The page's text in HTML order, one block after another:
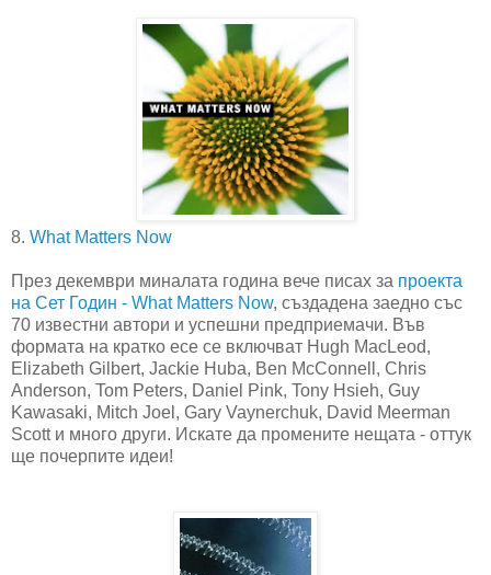
8. What Matters Now
През декември миналата година вече писах за проекта
на Сет Годин - What Matters Now, създадена заедно със
70 известни автори и успешни предприемачи. Във
формата на кратко есе се включват Hugh MacLeod,
Elizabeth Gilbert, Jackie Huba, Ben McConnell, Chris
Anderson, Tom Peters, Daniel Pink, Tony Hsieh, Guy
Kawasaki, Mitch Joel, Gary Vaynerchuk, David Meerman
Scott и много други. Искате да промените нещата - оттук
ще почерпите идеи!